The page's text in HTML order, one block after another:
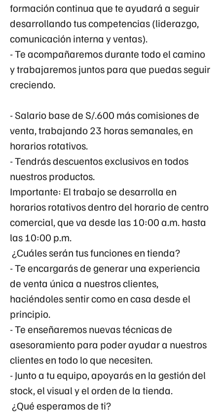
formación continua que te ayudará a seguir
desarrollando tus competencias (liderazgo,
comunicación interna y ventas).
- Te acompañaremos durante todo el camino
y trabajaremos juntos para que puedas seguir
creciendo.
- Salario base de S/.600 más comisiones de
venta, trabajando 23 horas semanales, en
horarios rotativos.
- Tendrás descuentos exclusivos en todos
nuestros productos.
Importante: El trabajo se desarrolla en
horarios rotativos dentro del horario de centro
comercial, que va desde las 10:00 a.m. hasta
las 10:00 p.m.
¿Cuáles serán tus funciones en tienda?
- Te encargarás de generar una experiencia
de venta única a nuestros clientes,
haciéndoles sentir como en casa desde el
principio.
- Te enseñaremos nuevas técnicas de
asesoramiento para poder ayudar a nuestros
clientes en todo lo que necesiten.
- Junto a tu equipo, apoyarás en la gestión del
stock, el visual y el orden de la tienda.
¿Qué esperamos de ti?